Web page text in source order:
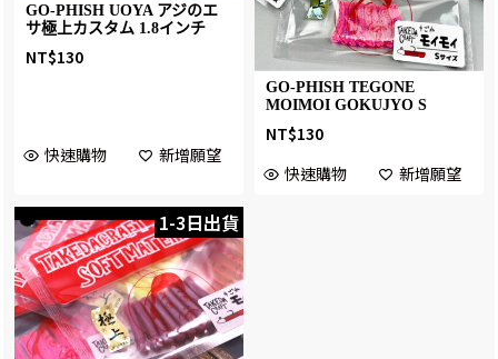
GO-PHISH UOYA アジのエ
サ極上カスタム 1.8インチ
NT$130
快速購物 新增願望
GO-PHISH TEGONE
MOIMOI GOKUJYO S
NT$130
快速購物
新增願望
1-3日出貨